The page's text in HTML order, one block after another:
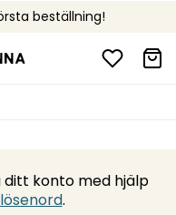
beställning!
över 599 kr
i Sverige
konto med hjälp
.